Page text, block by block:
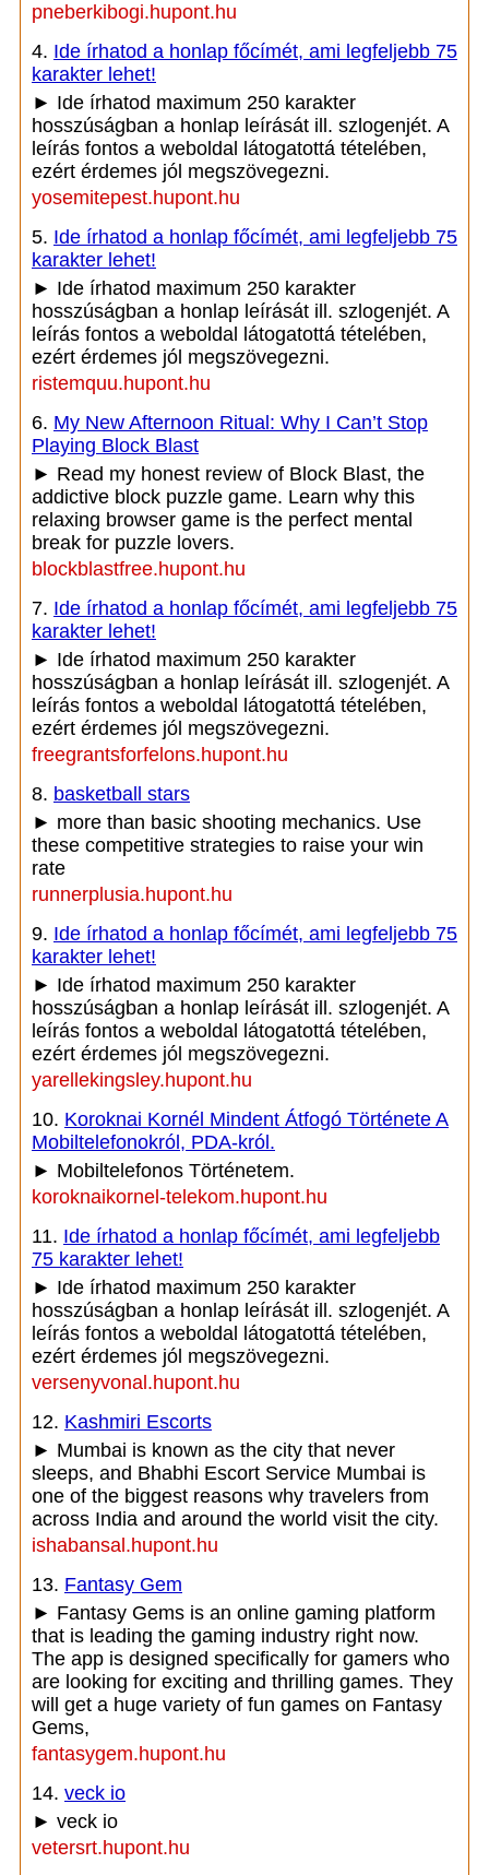
pneberkibogi.hupont.hu
4. Ide írhatod a honlap főcímét, ami legfeljebb 75
karakter lehet!
► Ide írhatod maximum 250 karakter
hosszúságban a honlap leírását ill. szlogenjét. A
leírás fontos a weboldal látogatottá tételében,
ezért érdemes jól megszövegezni.
yosemitepest.hupont.hu
5. Ide írhatod a honlap főcímét, ami legfeljebb 75
karakter lehet!
► Ide írhatod maximum 250 karakter
hosszúságban a honlap leírását ill. szlogenjét. A
leírás fontos a weboldal látogatottá tételében,
ezért érdemes jól megszövegezni.
ristemquu.hupont.hu
6. My New Afternoon Ritual: Why I Can’t Stop
Playing Block Blast
► Read my honest review of Block Blast, the
addictive block puzzle game. Learn why this
relaxing browser game is the perfect mental
break for puzzle lovers.
blockblastfree.hupont.hu
7. Ide írhatod a honlap főcímét, ami legfeljebb 75
karakter lehet!
► Ide írhatod maximum 250 karakter
hosszúságban a honlap leírását ill. szlogenjét. A
leírás fontos a weboldal látogatottá tételében,
ezért érdemes jól megszövegezni.
freegrantsforfelons.hupont.hu
8. basketball stars
► more than basic shooting mechanics. Use
these competitive strategies to raise your win
rate
runnerplusia.hupont.hu
9. Ide írhatod a honlap főcímét, ami legfeljebb 75
karakter lehet!
► Ide írhatod maximum 250 karakter
hosszúságban a honlap leírását ill. szlogenjét. A
leírás fontos a weboldal látogatottá tételében,
ezért érdemes jól megszövegezni.
yarellekingsley.hupont.hu
10. Koroknai Kornél Mindent Átfogó Története A
Mobiltelefonokról, PDA-król.
► Mobiltelefonos Történetem.
koroknaikornel-telekom.hupont.hu
11. Ide írhatod a honlap főcímét, ami legfeljebb
75 karakter lehet!
► Ide írhatod maximum 250 karakter
hosszúságban a honlap leírását ill. szlogenjét. A
leírás fontos a weboldal látogatottá tételében,
ezért érdemes jól megszövegezni.
versenyvonal.hupont.hu
12. Kashmiri Escorts
► Mumbai is known as the city that never
sleeps, and Bhabhi Escort Service Mumbai is
one of the biggest reasons why travelers from
across India and around the world visit the city.
ishabansal.hupont.hu
13. Fantasy Gem
► Fantasy Gems is an online gaming platform
that is leading the gaming industry right now.
The app is designed specifically for gamers who
are looking for exciting and thrilling games. They
will get a huge variety of fun games on Fantasy
Gems,
fantasygem.hupont.hu
14. veck io
► veck io
vetersrt.hupont.hu